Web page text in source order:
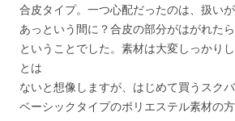
合皮タイプ。一つ心配だったのは、扱い
あっという間に？合皮の部分がはがれた
ということでした。素材は大変しっかり
とは
ないと想像しますが、はじめて買うスクバ
ベーシックタイプのポリエステル素材の方